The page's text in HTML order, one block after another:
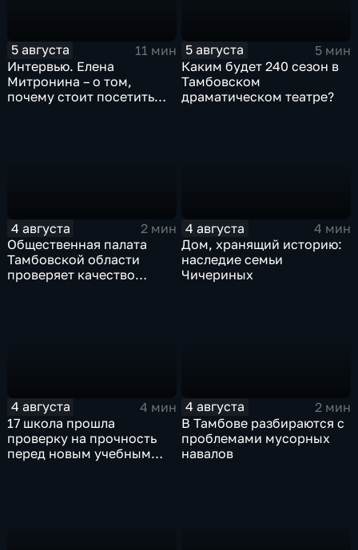
5 августа
11 мин
Интервью. Елена
Митронина – о том,
почему стоит посетить
5 августа
5 мин
Каким будет 240 сезон в
Тамбовском
драматическом театре?
4 августа
2 мин
Общественная палата
Тамбовской области
проверяет качество
4 августа
4 мин
Дом, хранящий историю:
наследие семьи
Чичериных
4 августа
4 мин
17 школа прошла
проверку на прочность
перед новым учебным
4 августа
2 мин
В Тамбове разбираются с
проблемами мусорных
навалов